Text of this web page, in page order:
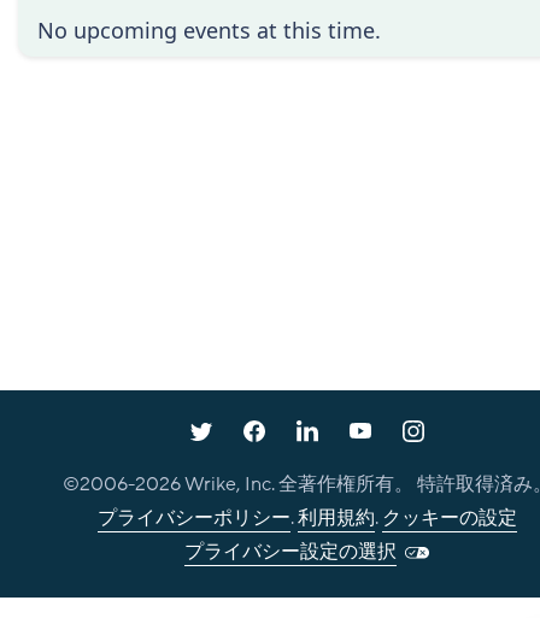
No upcoming events at this time.
©2006-2026Wrike, Inc. 全著作権所有。 特許取得済み
プライバシーポリシー.利用規約. クッキーの設定
プライバシー設定の選択